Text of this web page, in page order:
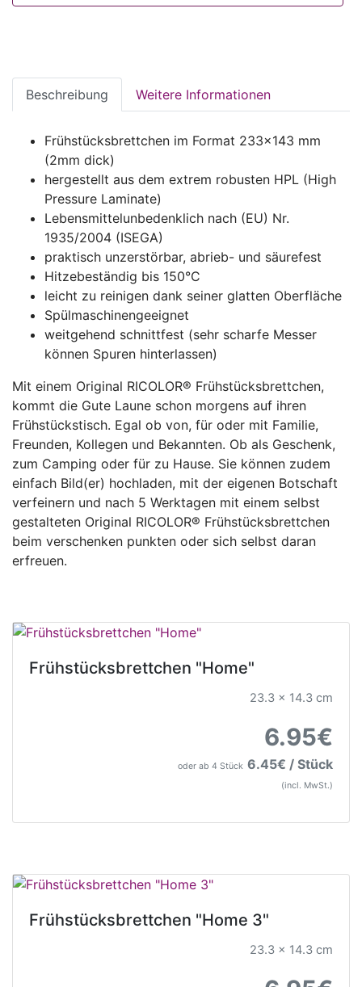
Beschreibung Weitere Informationen
Frühstücksbrettchen im Format 233x143 mm
(2mm dick)
hergestellt aus dem extrem robusten HPL (High
Pressure Laminate)
Lebensmittelunbedenklich nach (EU) Nr.
1935/2004 (ISEGA)
praktisch unzerstörbar, abrieb- und säurefest
Hitzebeständig bis 150°C
leicht zu reinigen dank seiner glatten Oberfläche
Spülmaschinengeeignet
weitgehend schnittfest (sehr scharfe Messer
können Spuren hinterlassen)
Mit einem Original RICOLOR® Frühstücksbrettchen,
kommt die Gute Laune schon morgens auf ihren
Frühstückstisch. Egal ob von, für oder mit Familie,
Freunden, Kollegen und Bekannten. Ob als Geschenk,
zum Camping oder für zu Hause. Sie können zudem
einfach Bild(er) hochladen, mit der eigenen Botschaft
verfeinern und nach 5 Werktagen mit einem selbst
gestalteten Original RICOLOR® Frühstücksbrettchen
beim verschenken punkten oder sich selbst daran
erfreuen.
Frühstücksbrettchen "Home"
23.3 x 14.3 cm
6.95€
oder ab 4 Stück 6.45€ / Stück
(incl. MwSt.)
Frühstücksbrettchen "Home 3"
23.3 x 14.3 cm